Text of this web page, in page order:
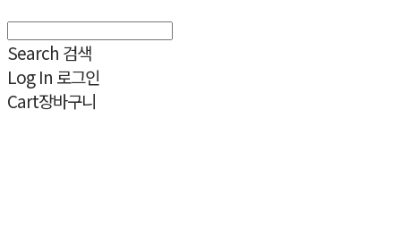
Search 검색
Log In 로그인
Cart장바구니